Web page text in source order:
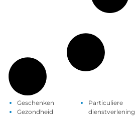
Geschenken
Gezondheid
Particuliere
dienstverlening